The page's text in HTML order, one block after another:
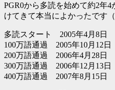
PGR0から多読を始めて約2年
けてきて本当によかったです（
多読スタート 2005年4月8日
100万語通過 2005年10月12日
200万語通過 2006年4月28日
300万語通過 2006年12月13日
400万語通過 2007年8月15日